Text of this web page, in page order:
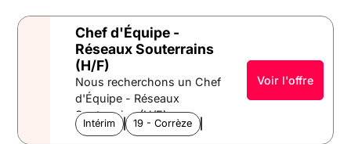
Chef d'Équipe -
Réseaux Souterrains
(H/F)
Nous recherchons un Chef
d'Équipe - Réseaux
Souterrains (H/F) sur
Argentat. Tu assureras
Intérim Télécom et énergies
19 - Corrèze
Voir l'offre